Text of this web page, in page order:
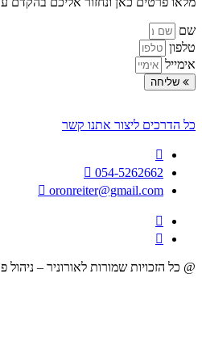
שם
טלפון
אימייל
שליחה
כל הדרכים ליצור אתנו קשר
054-5262662
oronreiter@gmail.com
@ כל הזכויות שמורות לאורוניר – ניהול